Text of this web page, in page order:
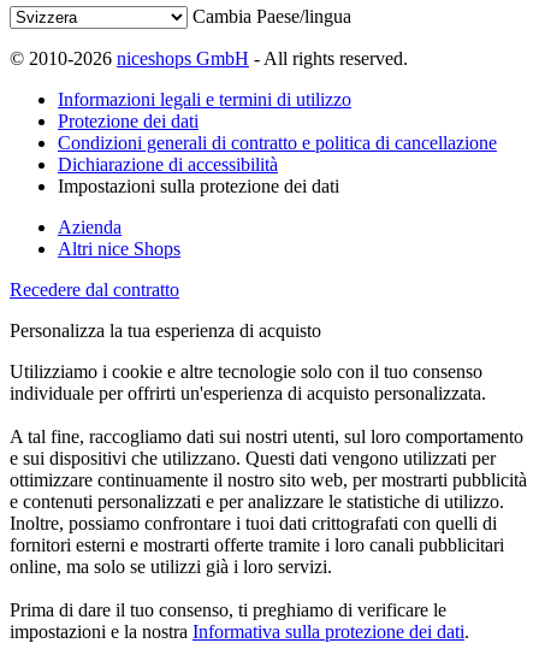
Cambia Paese/lingua
© 2010-2026 niceshops GmbH - All rights reserved.
Informazioni legali e termini di utilizzo
Protezione dei dati
Condizioni generali di contratto e politica di cancellazione
Dichiarazione di accessibilità
Impostazioni sulla protezione dei dati
Azienda
Altri nice Shops
Recedere dal contratto
Personalizza la tua esperienza di acquisto
Utilizziamo i cookie e altre tecnologie solo con il tuo consenso
individuale per offrirti un'esperienza di acquisto personalizzata.
A tal fine, raccogliamo dati sui nostri utenti, sul loro comportamento
e sui dispositivi che utilizzano. Questi dati vengono utilizzati per
ottimizzare continuamente il nostro sito web, per mostrarti pubblicità
e contenuti personalizzati e per analizzare le statistiche di utilizzo.
Inoltre, possiamo confrontare i tuoi dati crittografati con quelli di
fornitori esterni e mostrarti offerte tramite i loro canali pubblicitari
online, ma solo se utilizzi già i loro servizi.
Prima di dare il tuo consenso, ti preghiamo di verificare le
impostazioni e la nostra Informativa sulla protezione dei dati.